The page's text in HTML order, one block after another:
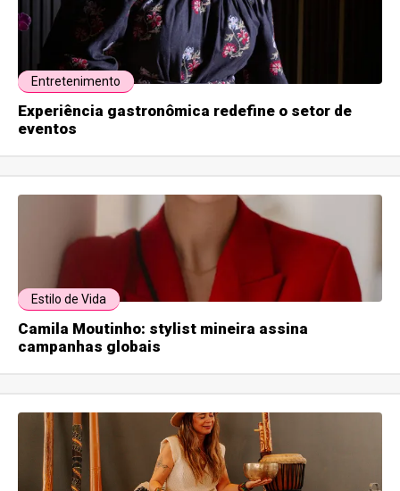
Entretenimento
Experiência gastronômica redefine o setor de
eventos
Estilo de Vida
Camila Moutinho: stylist mineira assina
campanhas globais